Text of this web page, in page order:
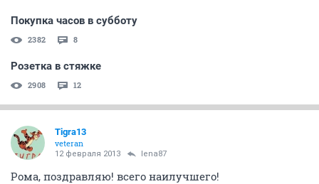
Покупка часов в субботу
2382 8
Розетка в стяжке
2908 12
Tigra13
veteran
12 февраля 2013 lena87
Рома, поздравляю! всего наилучшего!